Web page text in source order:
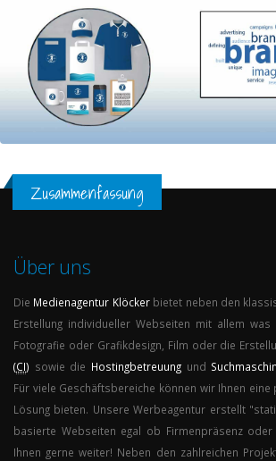
Zusammenfassung
Über uns
Die Medienagentur Klöckerbietet neben den
Erstellung individueller Webseiten mit allem
Fotografie oder Grafikdesign, Film oder die
(CI) sowie die Hostingbetreuung und
Für viele Geschäftsbereiche können wir Ihnen
Lösung bieten. Unsere Werbeagentur erstellt
basierte Webseiten egal ob Firmenpräsenz
Ihnen gerne weiter! Neben den zahlreichen